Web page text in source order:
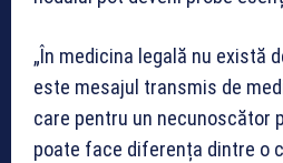
„În medicina legală nu există
este mesajul transmis de
care pentru un necunoscător
poate face diferența dintre o